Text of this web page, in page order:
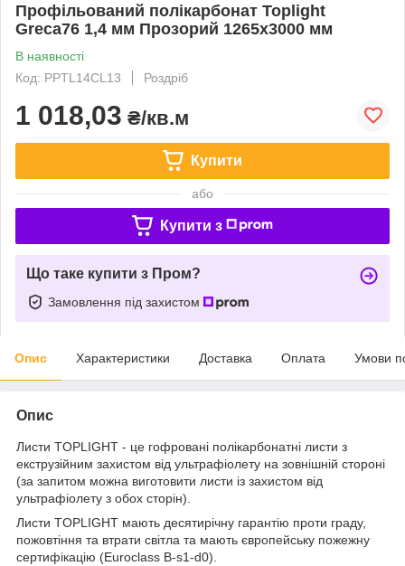
Профільований полікарбонат Toplight
Greca76 1,4 мм Прозорий 1265x3000 мм
В наявності
Код: PPTL14CL13
Роздріб
1 018,03 ₴/кв.м
Купити
або
Купити з
Що таке купити з Пром?
Замовлення під захистом
Опис Характеристики Доставка Оплата Умови
Опис
Листи TOPLIGHT - це гофровані полікарбонатні листи з
екструзійним захистом від ультрафіолету на зовнішній стороні
(за запитом можна виготовити листи із захистом від
ультрафіолету з обох сторін).
Листи TOPLIGHT мають десятирічну гарантію проти граду,
пожовтіння та втрати світла та мають європейську пожежну
сертифікацію (Euroclass B-s1-d0).